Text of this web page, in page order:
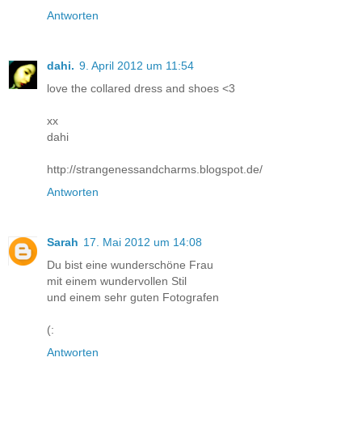
Antworten
dahi. 9. April 2012 um 11:54
love the collared dress and shoes <3
xx
dahi
http://strangenessandcharms.blogspot.de/
Antworten
Sarah 17. Mai 2012 um 14:08
Du bist eine wunderschöne Frau
mit einem wundervollen Stil
und einem sehr guten Fotografen
(:
Antworten